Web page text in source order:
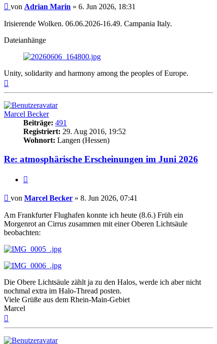
Beitrag
von Adrian Marin » 6. Jun 2026, 18:31
Irisierende Wolken. 06.06.2026-16.49. Campania Italy.
Dateianhänge
Unity, solidarity and harmony among the peoples of Europe.
Marcel Becker
Beiträge: 491
Registriert: 29. Aug 2016, 19:52
Wohnort: Langen (Hessen)
Re: atmosphärische Erscheinungen im Juni 2026
Beitrag
von Marcel Becker » 8. Jun 2026, 07:41
Am Frankfurter Flughafen konnte ich heute (8.6.) Früh ein
Morgenrot an Cirrus zusammen mit einer Oberen Lichtsäule
beobachten:
Die Obere Lichtsäule zählt ja zu den Halos, werde ich aber nicht
nochmal extra im Halo-Thread posten.
Viele Grüße aus dem Rhein-Main-Gebiet
Marcel